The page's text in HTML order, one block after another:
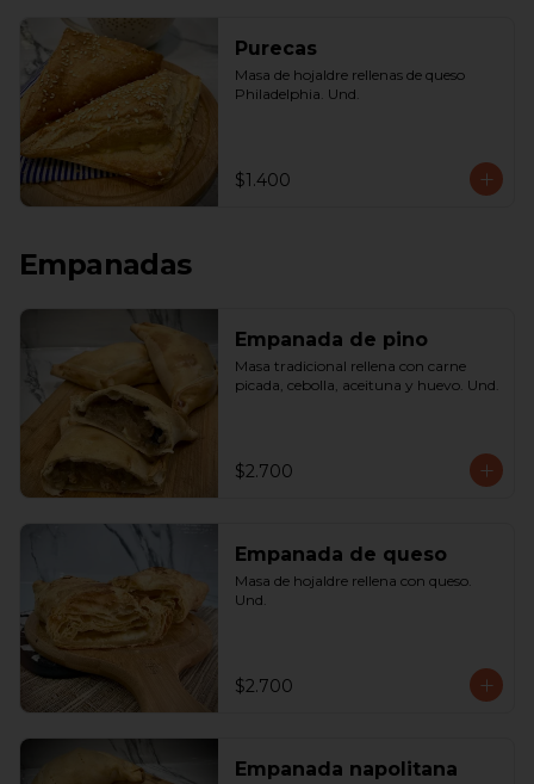
Purecas
Masa de hojaldre rellenas de queso
Philadelphia. Und.
$1.400
Empanadas
Empanada de pino
Masa tradicional rellena con carne
picada, cebolla, aceituna y huevo. Und.
$2.700
Empanada de queso
Masa de hojaldre rellena con queso.
Und.
$2.700
Empanada napolitana